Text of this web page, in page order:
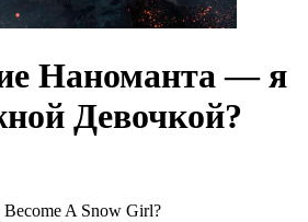
Наноманта — я
Девочкой?
A Snow Girl?